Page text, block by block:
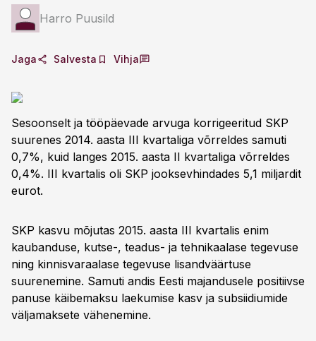
Harro Puusild
Jaga Salvesta Vihja
Sesoonselt ja tööpäevade arvuga korrigeeritud SKP
suurenes 2014. aasta III kvartaliga võrreldes samuti
0,7%, kuid langes 2015. aasta II kvartaliga võrreldes
0,4%. III kvartalis oli SKP jooksevhindades 5,1 miljardit
eurot.
SKP kasvu mõjutas 2015. aasta III kvartalis enim
kaubanduse, kutse-, teadus- ja tehnikaalase tegevuse
ning kinnisvaraalase tegevuse lisandväärtuse
suurenemine. Samuti andis Eesti majandusele positiivse
panuse käibemaksu laekumise kasv ja subsiidiumide
väljamaksete vähenemine.